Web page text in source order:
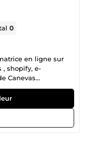
0
en ligne sur
, shopify, e-
Canevas